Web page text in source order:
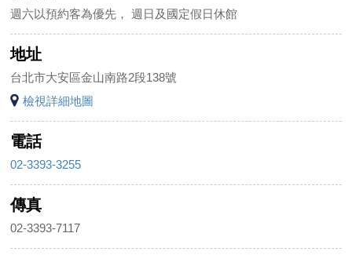
週六以預約客為優先， 週日及國定假日休館
地址
台北市大安區金山南路2段138號
檢視詳細地圖
電話
02-3393-3255
傳真
02-3393-7117